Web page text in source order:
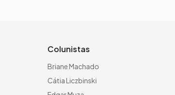
Colunistas
Briane Machado
Cátia Liczbinski